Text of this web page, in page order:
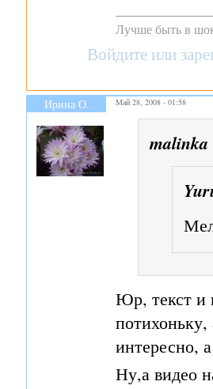
Лучше быть в
Войдите или
Ирина О. Май 28, 2008 - 01:58
malinka
Юр, текст и
интересно,
Ну,а видео